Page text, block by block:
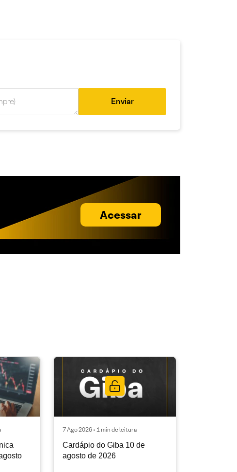
Enviar
Acessar
7 Ago 2026 • 1 min de leitura
Cardápio do Giba 10 de
agosto de 2026